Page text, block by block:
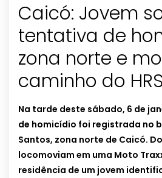
Caicó: Jovem
tentativa de
zona norte e
caminho do HRS
Na tarde deste sábado, 6 de
de homicídio foi registrada no
Santos, zona norte de Caicó.
locomoviam em uma Moto
residência de um jovem